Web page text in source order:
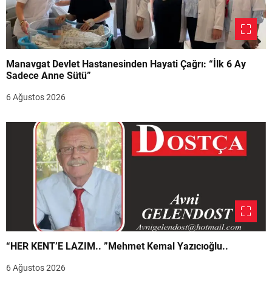
Manavgat Devlet Hastanesinden Hayati Çağrı: “İlk 6 Ay
Sadece Anne Sütü”
6 Ağustos 2026
“HER KENT’E LAZIM.. ”Mehmet Kemal Yazıcıoğlu..
6 Ağustos 2026